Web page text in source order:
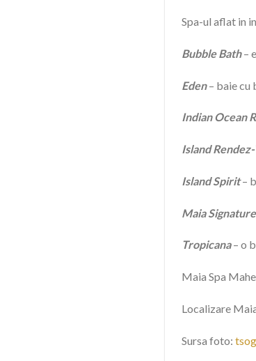
Spa-ul aflat in
Bubble Bath–
Eden – baie cu
Indian Ocean
Island
Island Spirit–
Maia
Tropicana – o
Maia Spa
Localizare
Sursa foto: